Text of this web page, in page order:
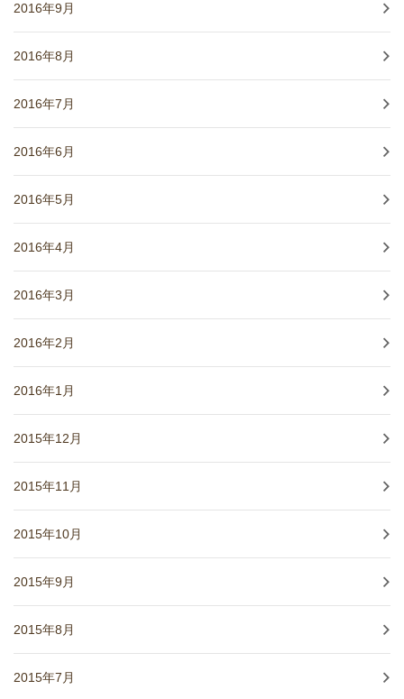
2016年9月
2016年8月
2016年7月
2016年6月
2016年5月
2016年4月
2016年3月
2016年2月
2016年1月
2015年12月
2015年11月
2015年10月
2015年9月
2015年8月
2015年7月